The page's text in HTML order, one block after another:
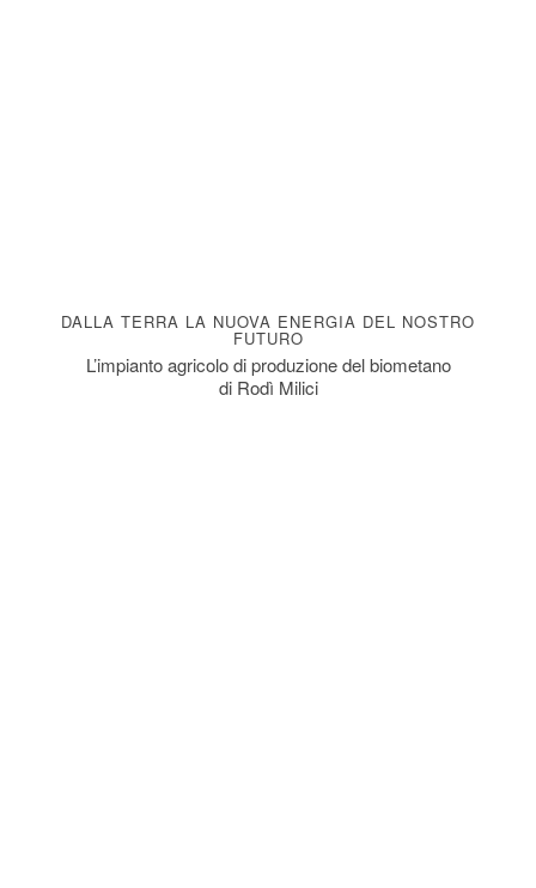
DALLA TERRA LA NUOVA ENERGIA DEL NOSTRO
FUTURO
L’impianto agricolo di produzione del biometano
di Rodì Milici